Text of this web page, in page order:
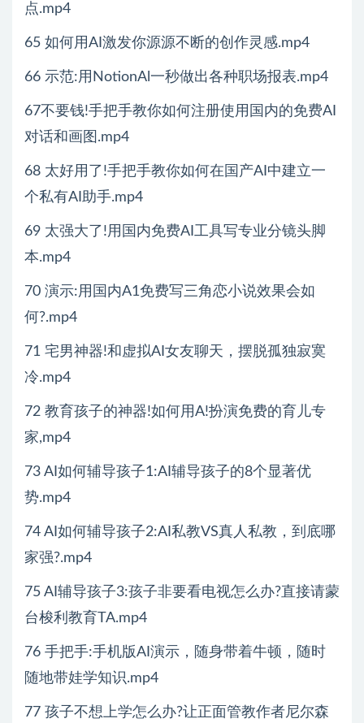
点.mp4
65 如何用AI激发你源源不断的创作灵感.mp4
66 示范:用NotionAl一秒做出各种职场报表.mp4
67不要钱!手把手教你如何注册使用国内的免费AI
对话和画图.mp4
68 太好用了!手把手教你如何在国产AI中建立一
个私有AI助手.mp4
69 太强大了!用国内免费AI工具写专业分镜头脚
本.mp4
70 演示:用国内A1免费写三角恋小说效果会如
何?.mp4
71 宅男神器!和虚拟AI女友聊天，摆脱孤独寂寞
冷.mp4
72 教育孩子的神器!如何用A!扮演免费的育儿专
家,mp4
73 AI如何辅导孩子1:AI辅导孩子的8个显著优
势.mp4
74 AI如何辅导孩子2:AI私教VS真人私教，到底哪
家强?.mp4
75 AI辅导孩子3:孩子非要看电视怎么办?直接请蒙
台梭利教育TA.mp4
76 手把手:手机版AI演示，随身带着牛顿，随时
随地带娃学知识.mp4
77 孩子不想上学怎么办?让正面管教作者尼尔森